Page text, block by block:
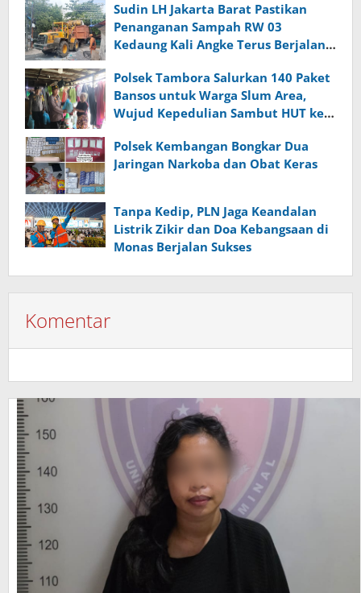
Sudin LH Jakarta Barat Pastikan
Penanganan Sampah RW 03
Kedaung Kali Angke Terus Berjalan,
Polsek Tambora Salurkan 140 Paket
Bansos untuk Warga Slum Area,
Wujud Kepedulian Sambut HUT ke-
Polsek Kembangan Bongkar Dua
Jaringan Narkoba dan Obat Keras
Tanpa Kedip, PLN Jaga Keandalan
Listrik Zikir dan Doa Kebangsaan di
Monas Berjalan Sukses
Komentar